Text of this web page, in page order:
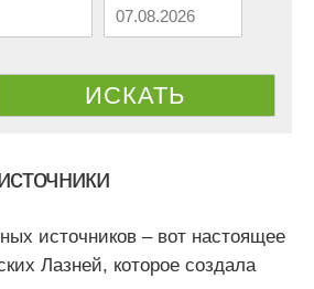
ИСКАТЬ
источников – вот настоящее
Лазней, которое создала